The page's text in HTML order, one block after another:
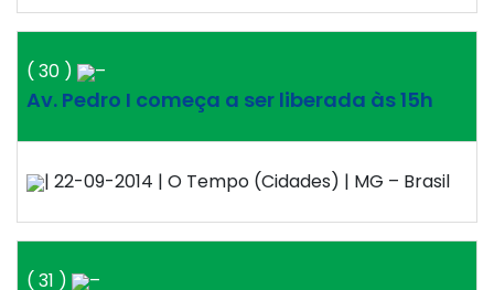
( 30 ) –
Av. Pedro I começa a ser liberada às 15h
| 22-09-2014 | O Tempo (Cidades) | MG – Brasil
( 31 ) –